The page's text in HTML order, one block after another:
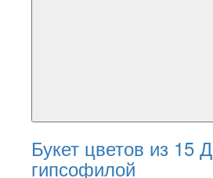
Букет цветов из 15
гипсофилой